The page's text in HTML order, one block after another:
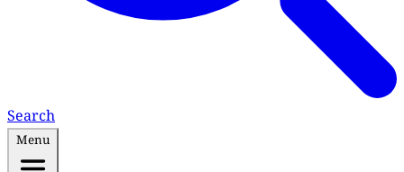
Search
Menu